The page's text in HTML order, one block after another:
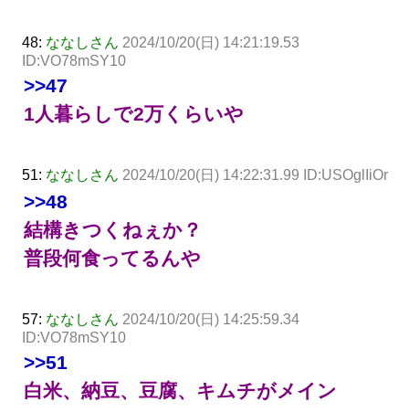
48: ななしさん 2024/10/20(日) 14:21:19.53
ID:VO78mSY10
>>47
1人暮らしで2万くらいや
51: ななしさん 2024/10/20(日) 14:22:31.99 ID:USOglIiOr
>>48
結構きつくねぇか？
普段何食ってるんや
57: ななしさん 2024/10/20(日) 14:25:59.34
ID:VO78mSY10
>>51
白米、納豆、豆腐、キムチがメイン